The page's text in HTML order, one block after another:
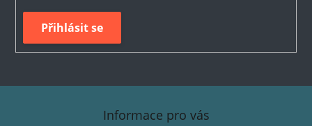
Přihlásit se
Z
Informace pro vás